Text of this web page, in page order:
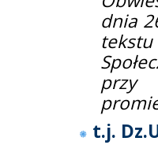
dnia
przy
t.j.